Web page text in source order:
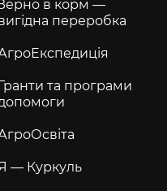
в корм —
переробка
та програми
— Куркуль